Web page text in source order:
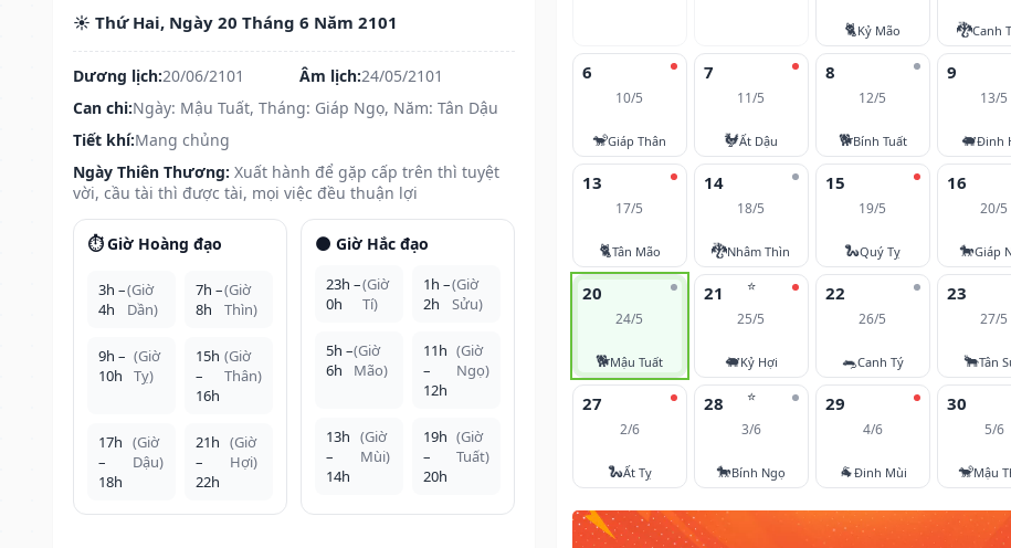
☀️ Thứ Hai, Ngày 20 Tháng 6 Năm 2101
Dương lịch:20/06/2101 Âm lịch:24/05/2101
Can chi:Ngày: Mậu Tuất, Tháng: Giáp Ngọ, Năm: Tân Dậu
Tiết khí:Mang chủng
Ngày Thiên Thương: Xuất hành để gặp cấp trên thì tuyệt
vời, cầu tài thì được tài, mọi việc đều thuận lợi
⏱️ Giờ Hoàng đạo
3h –
4h
(Giờ
Dần)
7h –
8h
(Giờ
Thìn)
9h –
10h
(Giờ
Tỵ)
15h
–
16h
(Giờ
Thân)
17h
–
18h
(Giờ
Dậu)
21h
–
22h
(Giờ
Hợi)
🌑 Giờ Hắc đạo
23h –
0h
(Giờ
Tí)
1h –
2h
(Giờ
Sửu)
5h –
6h
(Giờ
Mão)
11h
–
12h
(Giờ
Ngọ)
13h
–
14h
(Giờ
Mùi)
19h
–
20h
(Giờ
Tuất)
🐈Kỷ Mão 🐉Canh
6
10/5
🐒Giáp Thân
7
11/5
🐓Ất Dậu
8
12/5
🐕Bính Tuất
9
13/5
🐖Đinh
13
17/5
🐈Tân Mão
14
18/5
🐉Nhâm Thìn
15
19/5
🐍Quý Tỵ
16
20/5
🐎Giáp
20
24/5
🐕Mậu Tuất
⭐
21
25/5
🐖Kỷ Hợi
22
26/5
🐀Canh Tý
23
27/5
🐂Tân
27
2/6
🐍Ất Tỵ
⭐
28
3/6
🐎Bính Ngọ
29
4/6
🐐Đinh Mùi
30
5/6
🐒Mậu